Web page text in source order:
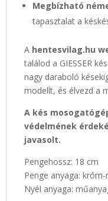
Megbízható
tapasztalat a
A hentesvilag.hu
találod a GIESSER
nagy daraboló
modellt, és élvezd a
A kés
védelmének
javasolt.
Pengehossz: 18 cm
Penge anyaga:
Nyél anyaga: